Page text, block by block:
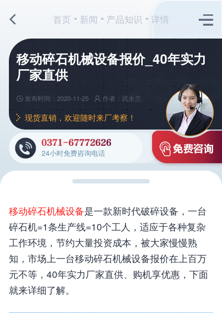
首页 新闻 产品知识 详情
移动碎石机械设备报价_40年实力
厂家直供
发布时间：2020-11-25 作者：武永兰
现货直销，欢迎随时来厂考察！
24小时免费咨询电话
移动碎石机械设备是一款新时代破碎设备，一台
碎石机=1条生产线=10个工人，适应于各种复杂
工作环境，节约大量投资成本，被大家慢慢熟
知，市场上一台移动碎石机械设备报价在上百万
元不等，40年实力厂家直供、购机享优惠，下面
就来详细了解。